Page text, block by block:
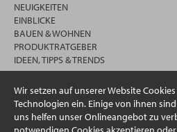
Wir setzen auf unserer Website
Technologien ein. Einige von ihnen
uns helfen unser Onlineangebot zu
NEUIGKEITEN
EINBLICKE
BAUEN & WOHNEN
PRODUKTRATGEBER
IDEEN, TIPPS & TRENDS